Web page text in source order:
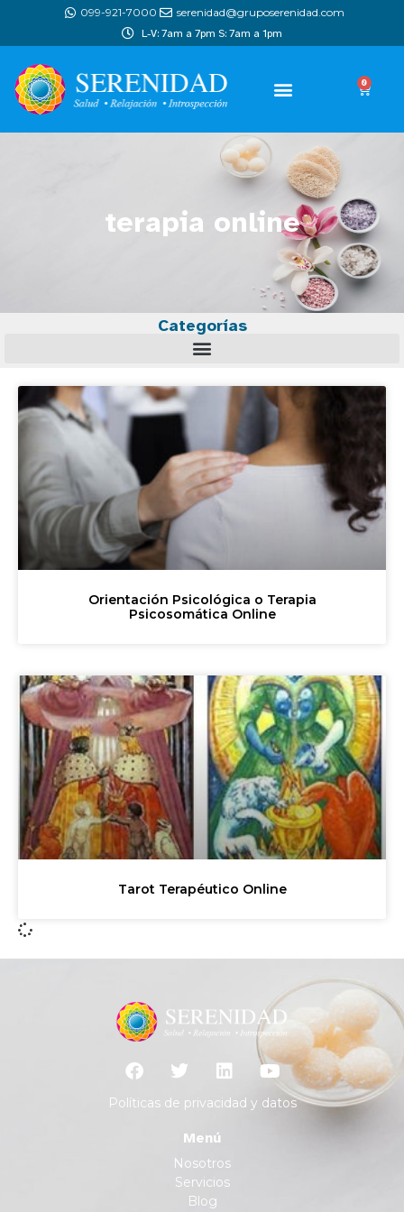
099-921-7000 serenidad@gruposerenidad.com
L-V: 7am a 7pm S: 7am a 1pm
0
terapia online
Categorías
Orientación Psicológica o Terapia
Psicosomática Online
Tarot Terapéutico Online
Políticas de privacidad y datos
Menú
Nosotros
Servicios
Blog